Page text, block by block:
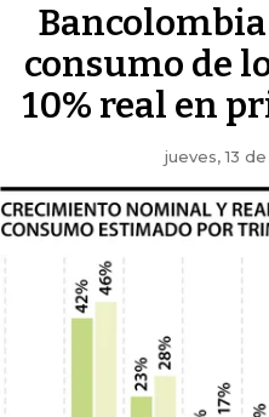
consumo de
10% real en
jueves, 13